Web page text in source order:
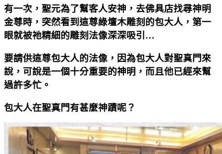
有一次，聖元為了幫客人安神，去佛具店找尋神明
金尊時，突然看到這尊綠壇木雕刻的包大人，第一
眼就被祂精細的雕刻法像深深吸引…
要請供這尊包大人的法像，因為包大人對聖真門來
說，可說是一個十分重要的神明，而且他已經來幫
過許多忙。
包大人在聖真門有甚麼神蹟呢？